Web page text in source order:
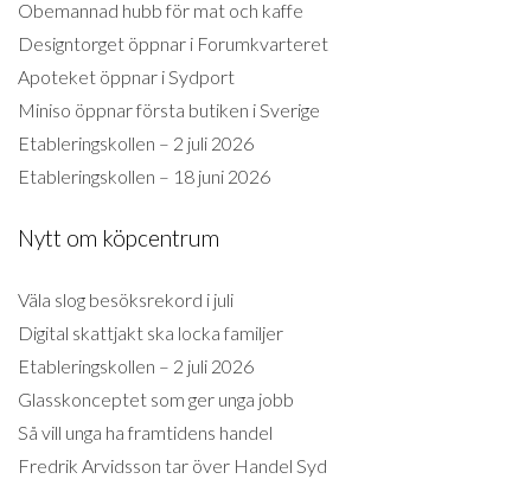
Obemannad hubb för mat och kaffe
Designtorget öppnar i Forumkvarteret
Apoteket öppnar i Sydport
Miniso öppnar första butiken i Sverige
Etableringskollen – 2 juli 2026
Etableringskollen – 18 juni 2026
Nytt om köpcentrum
Väla slog besöksrekord i juli
Digital skattjakt ska locka familjer
Etableringskollen – 2 juli 2026
Glasskonceptet som ger unga jobb
Så vill unga ha framtidens handel
Fredrik Arvidsson tar över Handel Syd